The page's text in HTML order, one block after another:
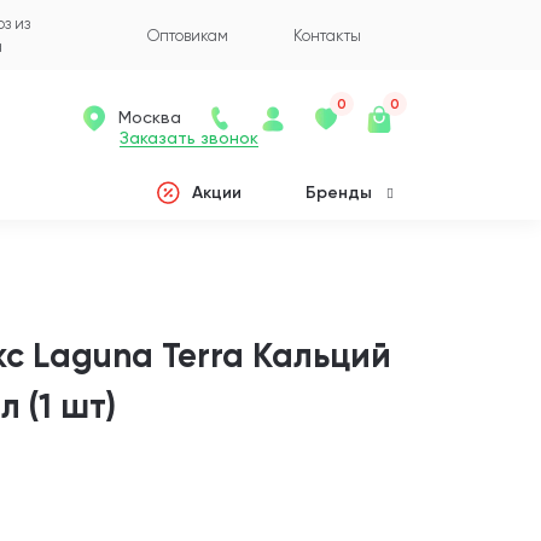
из
Оптовикам Контакты
Заказать звонок
Москва
0 0
Акции Бренды
Laguna Terra Кальций
(1 шт)